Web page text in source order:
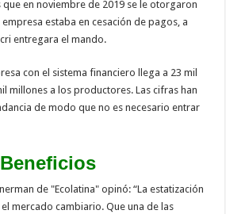
que en noviembre de 2019 se le otorgaron
estaba en cesación de pagos, a
entregara el mando.
con el sistema financiero llega a 23 mil
millones a los productores. Las cifras han
de modo que no es necesario entrar
Beneficios
de "Ecolatina" opinó: “La estatización
mercado cambiario. Que una de las